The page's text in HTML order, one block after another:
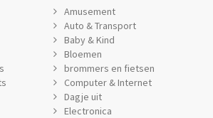
Amusement
Auto & Transport
Baby & Kind
Bloemen
brommers en fietsen
Computer & Internet
Dagje uit
Electronica